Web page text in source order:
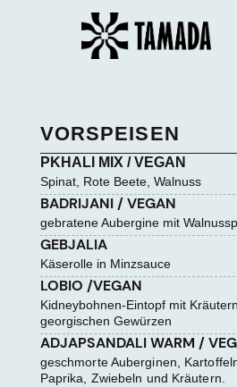
VORSPEISEN
PKHALI MIX / VEGAN
Spinat, Rote Beete, Walnuss
BADRIJANI / VEGAN
gebratene Aubergine mit
GEBJALIA
Käserolle in Minzsauce
LOBIO /VEGAN
Kidneybohnen-Eintopf mit
georgischen Gewürzen
ADJAPSANDALI WARM /
geschmorte Auberginen,
Paprika, Zwiebeln und Kräutern.